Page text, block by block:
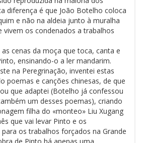
diferença é que João Botelho coloca
e não na aldeia junto à muralha
vivem os condenados a trabalhos
as cenas da moça que toca, canta e
ensinando-o a ler mandarim.
na Peregrinação, inventei estas
poemas e canções chinesas, de que
que adaptei (Botelho já confessou
um desses poemas), criando
filha do «monteo» Liu Xugang
que vai levar Pinto e os
os trabalhos forçados na Grande